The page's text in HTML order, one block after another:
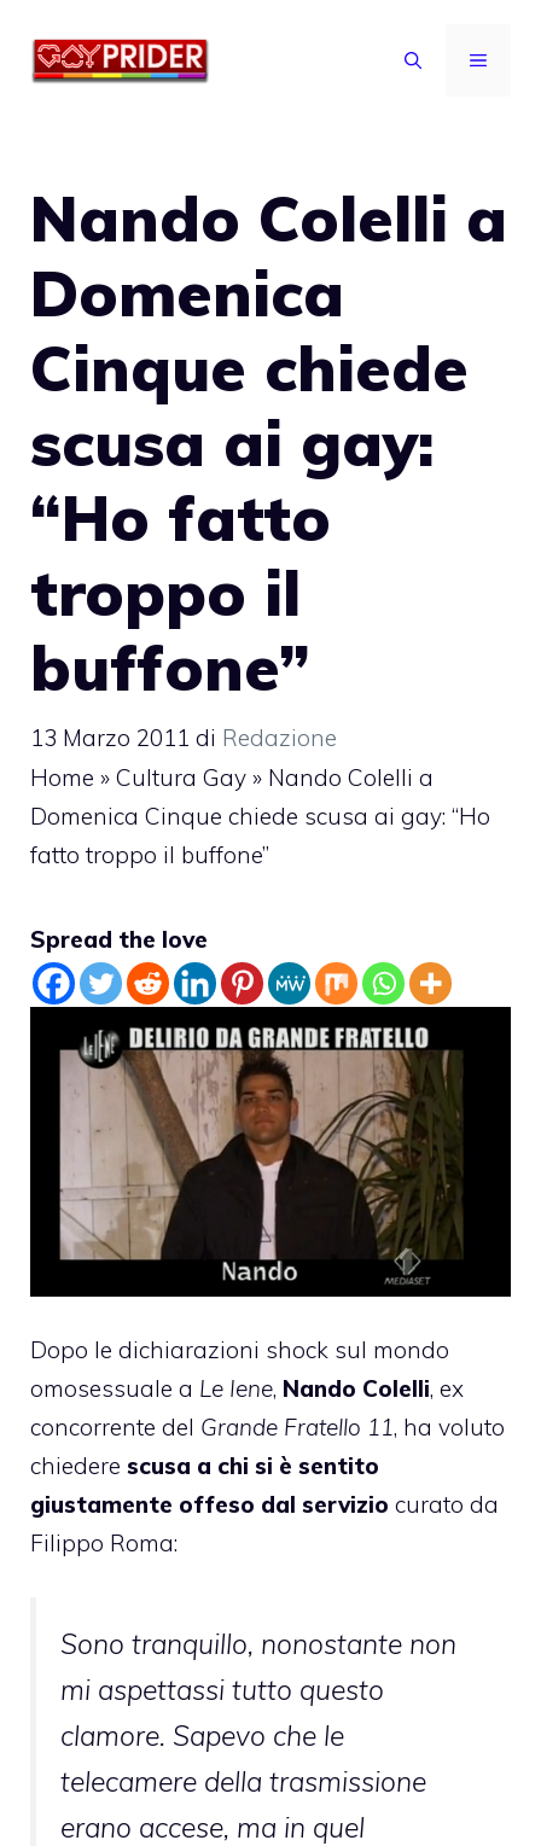
MENU
Nando Colelli a
Domenica
Cinque chiede
scusa ai gay:
“Ho fatto
troppo il
buffone”
13 Marzo 2011 di Redazione
Home » Cultura Gay » Nando Colelli a
Domenica Cinque chiede scusa ai gay: “Ho
fatto troppo il buffone”
Spread the love
Dopo le dichiarazioni shock sul mondo
omosessuale a Le Iene, Nando Colelli, ex
concorrente del Grande Fratello 11, ha voluto
chiedere scusa a chi si è sentito
giustamente offeso dal servizio curato da
Filippo Roma:
Sono tranquillo, nonostante non
mi aspettassi tutto questo
clamore. Sapevo che le
telecamere della trasmissione
erano accese, ma in quel